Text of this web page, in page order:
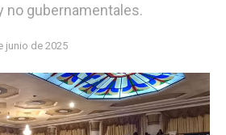
no gubernamentales.
junio de 2025